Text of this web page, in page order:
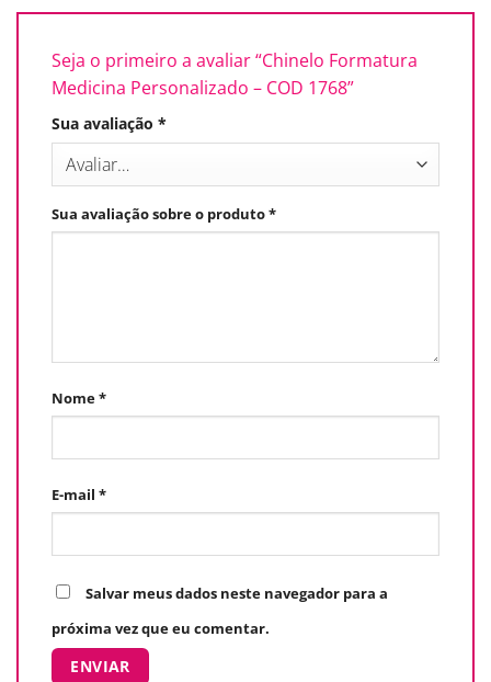
Seja o primeiro a avaliar “Chinelo Formatura
Medicina Personalizado – COD 1768”
Sua avaliação *
Sua avaliação sobre o produto*
Nome*
E-mail *
Salvar meus dados neste navegador para a
próxima vez que eu comentar.